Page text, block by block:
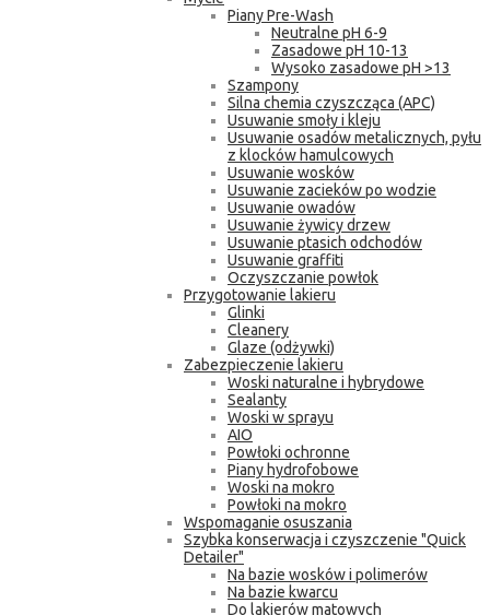
Piany Pre-Wash
Neutralne pH 6-9
Zasadowe pH 10-13
Wysoko zasadowe pH >13
Szampony
Silna chemia czyszcząca (APC)
Usuwanie smoły i kleju
Usuwanie osadów metalicznych, pyłu
z klocków hamulcowych
Usuwanie wosków
Usuwanie zacieków po wodzie
Usuwanie owadów
Usuwanie żywicy drzew
Usuwanie ptasich odchodów
Usuwanie graffiti
Oczyszczanie powłok
Przygotowanie lakieru
Glinki
Cleanery
Glaze (odżywki)
Zabezpieczenie lakieru
Woski naturalne i hybrydowe
Sealanty
Woski w sprayu
AIO
Powłoki ochronne
Piany hydrofobowe
Woski na mokro
Powłoki na mokro
Wspomaganie osuszania
Szybka konserwacja i czyszczenie "Quick
Detailer"
Na bazie wosków i polimerów
Na bazie kwarcu
Do lakierów matowych